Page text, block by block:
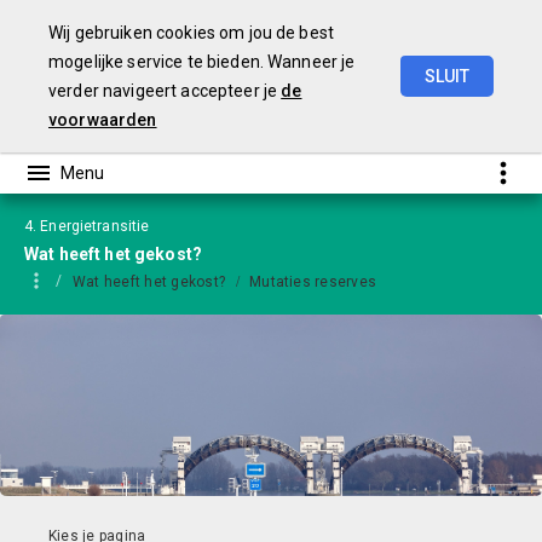
Wij gebruiken cookies om jou de best
mogelijke service te bieden. Wanneer je
verder navigeert accepteer je de
voorwaarden
SLUIT
4. Energietransitie
Wat heeft het gekost?
Wat heeft het gekost? Mutaties reserves